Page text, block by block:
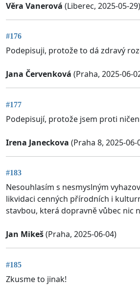
Věra Vanerová (Liberec, 2025-05-29)
#176
Podepisuji, protože to dá zdravý
Jana Červenková (Praha, 2025-06-
#177
Podepisují, protože jsem proti
Irena Janeckova (Praha 8, 2025-06-
#183
Nesouhlasím s nesmyslným
likvidaci cenných přírodních i
stavbou, která dopravně vůbec nic
Jan Mikeš(Praha, 2025-06-04)
#185
Zkusme to jinak!